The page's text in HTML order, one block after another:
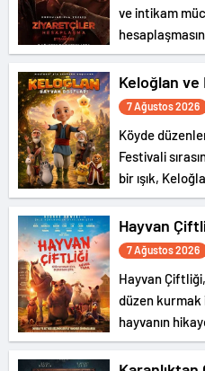
ve intikam
kez karşı
Keloğlan ve
7 Ağustos 2026
Köyde
Festivali
bir ışık,
olağanüstü
yaşayan
eder.
Hayvan
7 Ağustos 2026
Hayvan
düzen kurmak
hayvanın